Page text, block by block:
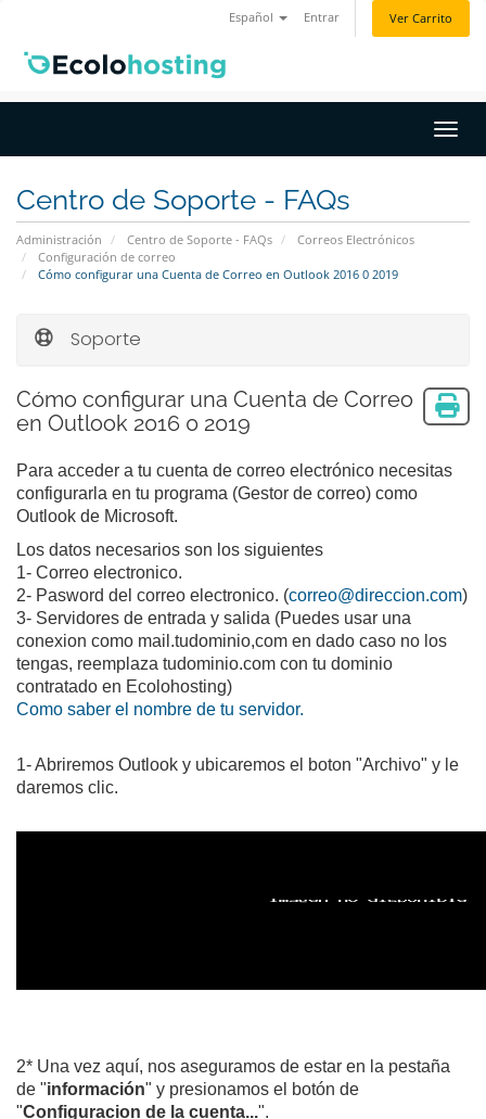
Español Entrar Ver Carrito
Centro de Soporte - FAQs
Administración Centro de Soporte - FAQs
Correos Electrónicos
Configuración de correo
Cómo configurar una Cuenta de Correo en Outlook 2016 0 2019
Soporte
Cómo configurar una Cuenta de Correo
en Outlook 2016 0 2019
Para acceder a tu cuenta de correo electrónico necesitas
configurarla en tu programa (Gestor de correo) como
Outlook de Microsoft.
Los datos necesarios son los siguientes
1- Correo electronico.
2- Pasword del correo electronico. (correo@direccion.com)
3- Servidores de entrada y salida (Puedes usar una
conexion como mail.tudominio,com en dado caso no los
tengas, reemplaza tudominio.com con tu dominio
contratado en Ecolohosting)
Como saber el nombre de tu servidor.
1- Abriremos Outlook y ubicaremos el boton "Archivo" y le
daremos clic.
2* Una vez aquí, nos aseguramos de estar en la pestaña
de "información" y presionamos el botón de
"Configuracion de la cuenta...".